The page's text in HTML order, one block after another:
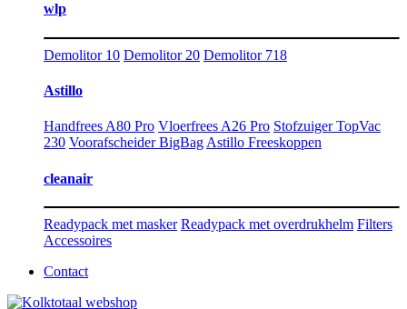
wlp
Demolitor 10 Demolitor 20 Demolitor 718
Astillo
Handfrees A80 Pro Vloerfrees A26 Pro Stofzuiger TopVac
230 Voorafscheider BigBag Astillo Freeskoppen
cleanair
Readypack met masker Readypack met overdrukhelm Filters
Accessoires
Contact